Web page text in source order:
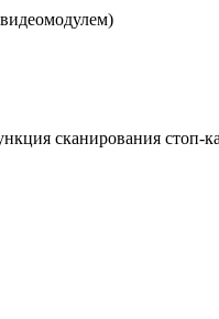
сканирования стоп-